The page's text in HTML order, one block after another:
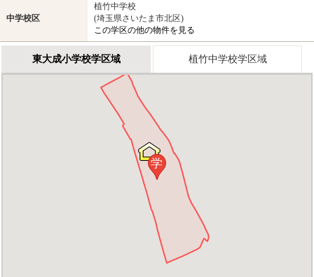
中学校区
植竹中学校
(埼玉県さいたま市北区)
この学区の他の物件を見る
東大成小学校学区域 植竹中学校学区域
学